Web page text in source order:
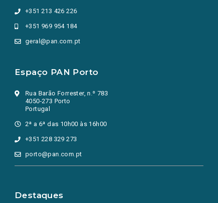
+351 213 426 226
+351 969 954 184
geral@pan.com.pt
Espaço PAN Porto
Rua Barão Forrester, n.º 783
4050-273 Porto
Portugal
2ª a 6ª das 10h00 às 16h00
+351 228 329 273
porto@pan.com.pt
Destaques